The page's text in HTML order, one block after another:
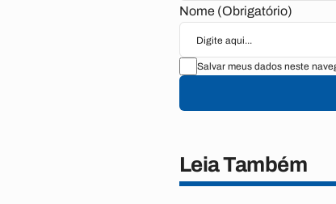
Nome (Obrigatório)
Salvar meus dados neste
Leia Também